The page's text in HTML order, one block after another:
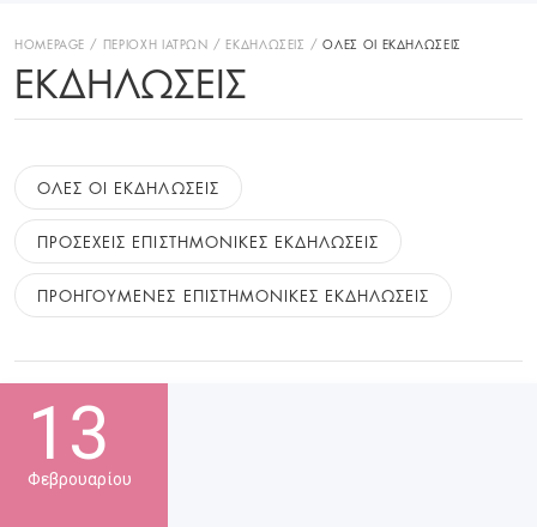
HOMEPAGE ΠΕΡΙΟΧΗ ΙΑΤΡΩΝ ΕΚΔΗΛΩΣΕΙΣ ΟΛΕΣ ΟΙ ΕΚΔΗΛΩΣΕΙΣ
ΕΚΔΗΛΏΣΕΙΣ
ΟΛΕΣ ΟΙ ΕΚΔΗΛΩΣΕΙΣ
ΠΡΟΣΕΧΕΙΣ ΕΠΙΣΤΗΜΟΝΙΚΕΣ ΕΚΔΗΛΩΣΕΙΣ
ΠΡΟΗΓΟΥΜΕΝΕΣ ΕΠΙΣΤΗΜΟΝΙΚΕΣ ΕΚΔΗΛΩΣΕΙΣ
13
Φεβρουαρίου